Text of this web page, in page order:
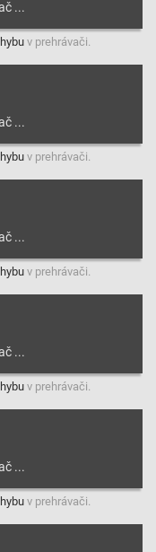
v prehrávači.
v prehrávači.
v prehrávači.
v prehrávači.
v prehrávači.